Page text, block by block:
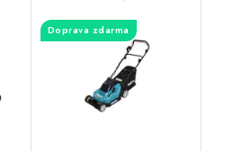
Doprava zdarma